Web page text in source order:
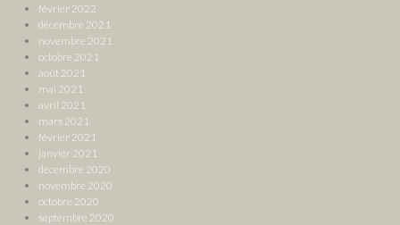
février 2022
décembre 2021
novembre 2021
octobre 2021
août 2021
mai 2021
avril 2021
mars 2021
février 2021
janvier 2021
décembre 2020
novembre 2020
octobre 2020
septembre 2020